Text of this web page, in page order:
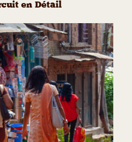
en Détail